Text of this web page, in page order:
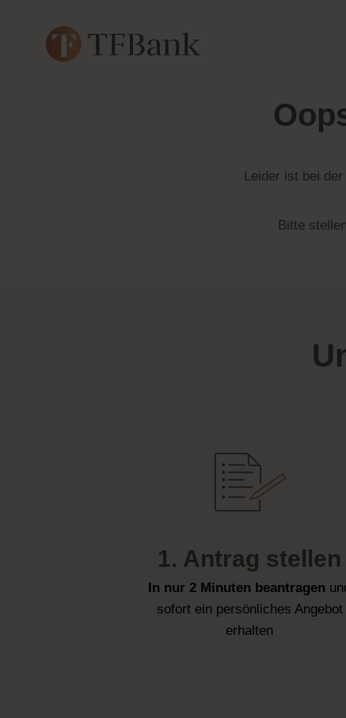
Leider ist bei
Bitte
1. Antrag stellen
In nur 2 Minuten beantragen
sofort ein persönliches Angebot
erhalten